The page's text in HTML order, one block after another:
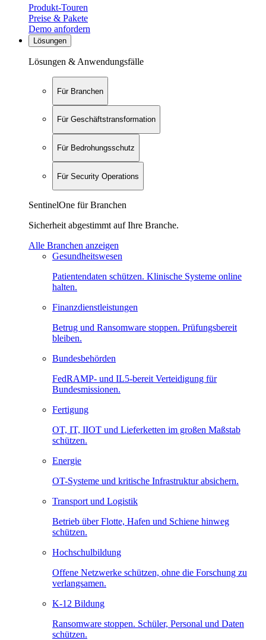
Produkt-Touren
Preise & Pakete
Demo anfordern
Lösungen
Lösungen & Anwendungsfälle
Für Branchen
Für Geschäftstransformation
Für Bedrohungsschutz
Für Security Operations
SentinelOne für Branchen
Sicherheit abgestimmt auf Ihre Branche.
Alle Branchen anzeigen
Gesundheitswesen
Patientendaten schützen. Klinische Systeme online
halten.
Finanzdienstleistungen
Betrug und Ransomware stoppen. Prüfungsbereit
bleiben.
Bundesbehörden
FedRAMP- und IL5-bereit Verteidigung für
Bundesmissionen.
Fertigung
OT, IT, IIOT und Lieferketten im großen Maßstab
schützen.
Energie
OT-Systeme und kritische Infrastruktur absichern.
Transport und Logistik
Betrieb über Flotte, Hafen und Schiene hinweg
schützen.
Hochschulbildung
Offene Netzwerke schützen, ohne die Forschung zu
verlangsamen.
K-12 Bildung
Ransomware stoppen. Schüler, Personal und Daten
schützen.